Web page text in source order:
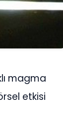
magma
etkisi